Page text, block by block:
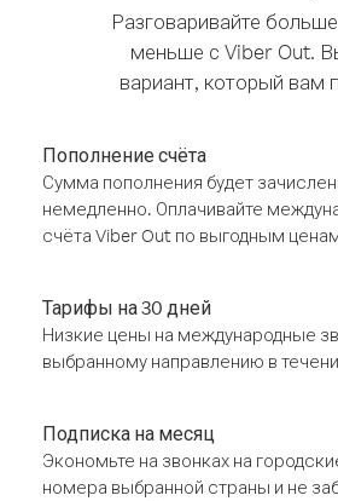
Разговаривайте
меньше с Viber Out.
вариант, который вам
Пополнение счёта
Сумма пополнения будет
немедленно. Оплачивайте
счёта Viber Out по выгодным
Тарифы на 30 дней
Низкие цены на международные
выбранному направлению в
Подписка на месяц
Экономьте на звонках на
номера выбранной страны и не